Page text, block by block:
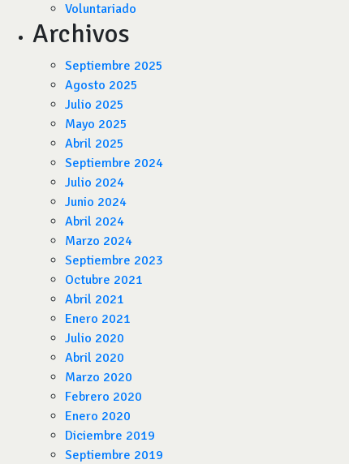
Voluntariado
Archivos
Septiembre 2025
Agosto 2025
Julio 2025
Mayo 2025
Abril 2025
Septiembre 2024
Julio 2024
Junio 2024
Abril 2024
Marzo 2024
Septiembre 2023
Octubre 2021
Abril 2021
Enero 2021
Julio 2020
Abril 2020
Marzo 2020
Febrero 2020
Enero 2020
Diciembre 2019
Septiembre 2019